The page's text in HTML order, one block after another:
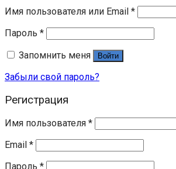
Имя пользователя или Email *
Пароль *
Запомнить меня
Войти
Забыли свой пароль?
Регистрация
Имя пользователя *
Email *
Пароль *